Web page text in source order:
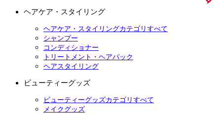
ヘアケア・スタイリング
ヘアケア・スタイリングカテゴリすべて
シャンプー
コンディショナー
トリートメント・ヘアパック
ヘアスタイリング
ビューティーグッズ
ビューティーグッズカテゴリすべて
メイクグッズ